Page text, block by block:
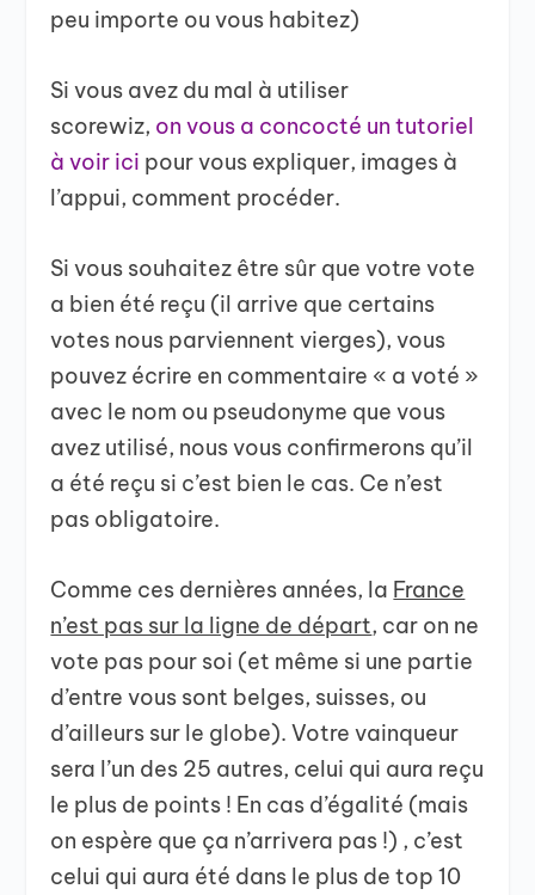
peu importe ou vous habitez)
Si vous avez du mal à utiliser
scorewiz, on vous a concocté un tutoriel
à voir ici pour vous expliquer, images à
l’appui, comment procéder.
Si vous souhaitez être sûr que votre vote
a bien été reçu (il arrive que certains
votes nous parviennent vierges), vous
pouvez écrire en commentaire « a voté »
avec le nom ou pseudonyme que vous
avez utilisé, nous vous confirmerons qu’il
a été reçu si c’est bien le cas. Ce n’est
pas obligatoire.
Comme ces dernières années, la France
n’est pas sur la ligne de départ, car on ne
vote pas pour soi (et même si une partie
d’entre vous sont belges, suisses, ou
d’ailleurs sur le globe). Votre vainqueur
sera l’un des 25 autres, celui qui aura reçu
le plus de points ! En cas d’égalité (mais
on espère que ça n’arrivera pas !) , c’est
celui qui aura été dans le plus de top 10